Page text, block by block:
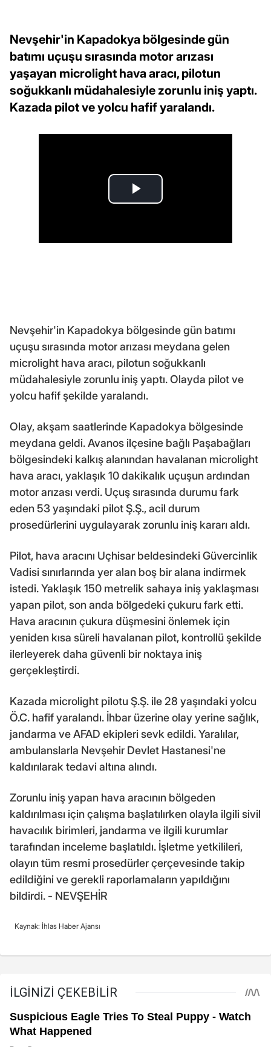
Nevşehir'in Kapadokya bölgesinde gün
batımı uçuşu sırasında motor arızası
yaşayan microlight hava aracı, pilotun
soğukkanlı müdahalesiyle zorunlu iniş yaptı.
Kazada pilot ve yolcu hafif yaralandı.
Nevşehir'in Kapadokya bölgesinde gün batımı
uçuşu sırasında motor arızası meydana gelen
microlight hava aracı, pilotun soğukkanlı
müdahalesiyle zorunlu iniş yaptı. Olayda pilot ve
yolcu hafif şekilde yaralandı.
Olay, akşam saatlerinde Kapadokya bölgesinde
meydana geldi. Avanos ilçesine bağlı Paşabağları
bölgesindeki kalkış alanından havalanan microlight
hava aracı, yaklaşık 10 dakikalık uçuşun ardından
motor arızası verdi. Uçuş sırasında durumu fark
eden 53 yaşındaki pilot Ş.Ş., acil durum
prosedürlerini uygulayarak zorunlu iniş kararı aldı.
Pilot, hava aracını Uçhisar beldesindeki Güvercinlik
Vadisi sınırlarında yer alan boş bir alana indirmek
istedi. Yaklaşık 150 metrelik sahaya iniş yaklaşması
yapan pilot, son anda bölgedeki çukuru fark etti.
Hava aracının çukura düşmesini önlemek için
yeniden kısa süreli havalanan pilot, kontrollü şekilde
ilerleyerek daha güvenli bir noktaya iniş
gerçekleştirdi.
Kazada microlight pilotu Ş.Ş. ile 28 yaşındaki yolcu
Ö.C. hafif yaralandı. İhbar üzerine olay yerine sağlık,
jandarma ve AFAD ekipleri sevk edildi. Yaralılar,
ambulanslarla Nevşehir Devlet Hastanesi'ne
kaldırılarak tedavi altına alındı.
Zorunlu iniş yapan hava aracının bölgeden
kaldırılması için çalışma başlatılırken olayla ilgili sivil
havacılık birimleri, jandarma ve ilgili kurumlar
tarafından inceleme başlatıldı. İşletme yetkilileri,
olayın tüm resmi prosedürler çerçevesinde takip
edildiğini ve gerekli raporlamaların yapıldığını
bildirdi. - NEVŞEHİR
Kaynak: İhlas Haber Ajansı